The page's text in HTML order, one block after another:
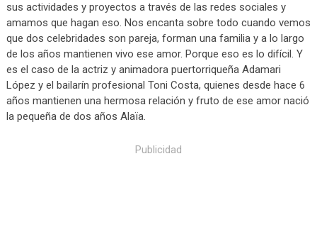
sus actividades y proyectos a través de las redes sociales y
amamos que hagan eso. Nos encanta sobre todo cuando vemos
que dos celebridades son pareja, forman una familia y a lo largo
de los años mantienen vivo ese amor. Porque eso es lo difícil. Y
es el caso de la actriz y animadora puertorriqueña Adamari
López y el bailarín profesional Toni Costa, quienes desde hace 6
años mantienen una hermosa relación y fruto de ese amor nació
la pequeña de dos años Alaïa.
Publicidad